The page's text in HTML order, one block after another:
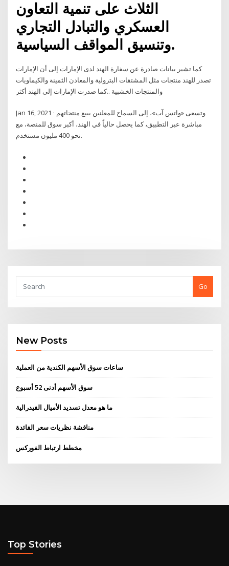
الثلاث على تنمية التعاون
العسكري والتبادل التجاري
وتنسيق المواقف السياسية.
كما تشير بيانات صادرة عن سفارة الهند لدى الإمارات إلى أن الإمارات
تصدر للهند منتجات مثل المشتقات البترولية والمعادن الثمينة والكيماويات
والمنتجات الخشبية ..كما صدرت الإمارات إلى الهند أكثر
Jan 16, 2021 · وتسعى «واتس آب»، إلى السماح للمعلنين ببيع منتجاتهم
مباشرة عبر التطبيق، كما يحصل حالياً في الهند، أكبر سوق للمنصة، مع
نحو 400 مليون مستخدم.
Go
New Posts
ساعات سوق الأسهم الكندية من العملية
سوق الأسهم أدنى 52 ​​أسبوع
ما هو معدل تسديد الأميال الفيدرالية
مناقشة نظريات سعر الفائدة
مخطط ارتباط الفوركس
Top Stories